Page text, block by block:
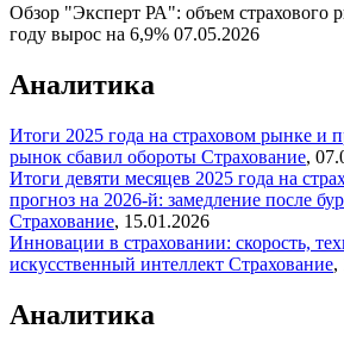
Обзор "Эксперт РА": объем страхового
году вырос на 6,9% 07.05.2026
Аналитика
Итоги 2025 года на страховом рынке и
рынок сбавил обороты Страхование,
Итоги девяти месяцев 2025 года на
прогноз на 2026-й: замедление после
Страхование, 15.01.2026
Инновации в страховании: скорость,
искусственный интеллект Страхование,
Аналитика